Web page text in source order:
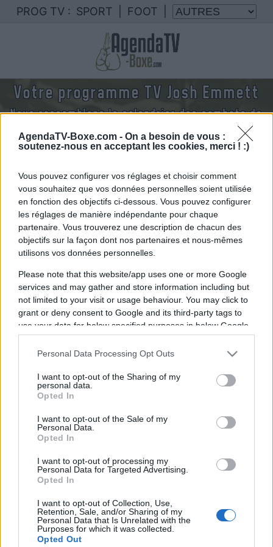
AgendaTV-Boxe.com - On a besoin de vous :
soutenez-nous en acceptant les cookies, merci ! :)
Vous pouvez configurer vos réglages et choisir comment
vous souhaitez que vos données personnelles soient utilisée
en fonction des objectifs ci-dessous. Vous pouvez configurer
les réglages de manière indépendante pour chaque
partenaire. Vous trouverez une description de chacun des
objectifs sur la façon dont nos partenaires et nous-mêmes
utilisons vos données personnelles.
Please note that this website/app uses one or more Google
services and may gather and store information including but
not limited to your visit or usage behaviour. You may click to
grant or deny consent to Google and its third-party tags to
use your data for below specified purposes in below Google
consent section.
Personal Data Processing Opt Outs
I want to opt-out of the Sharing of my
personal data.
Opted In
I want to opt-out of the Sale of my
Personal Data.
Opted In
I want to opt-out of processing my
Personal Data for Targeted Advertising.
Opted In
I want to opt-out of Collection, Use,
Retention, Sale, and/or Sharing of my
Personal Data that Is Unrelated with the
Purposes for which it was collected.
Opted Out
PROG TV : SPORT FOOT
Votre programme TV Josh Emmett
Nous rassemblons le calendrier des combats de
Josh Emmett diffusés à la TV en France
Vous trouverez ci-dessous la liste des futurs
combats diffusés à la télévision en France de
Il n'y a pas de diffusions de combats de
moment. Nous mettrons cette page à jour dès
que ce sera le cas.
Pour suivre l'actu Josh Emmett, n'hésitez pas à
vous rendre chez notre partenaire
RezoSport.com qui sélectionne l'actu boxe issue
des meilleurs médias, et propose également les
classements, calendriers et résultats.